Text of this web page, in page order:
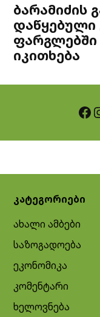
ბარამიძის
დაწყებული
ფარგლებში
იკითხება
Facebook
კატეგორიები
ახალი ამბები
საზოგადოება
ეკონომიკა
კომენტარი
ხელოვნება